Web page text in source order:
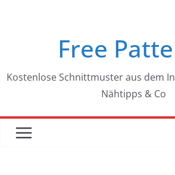
Free
Kostenlose Schnittmuster aus dem
Nähtipps & Co